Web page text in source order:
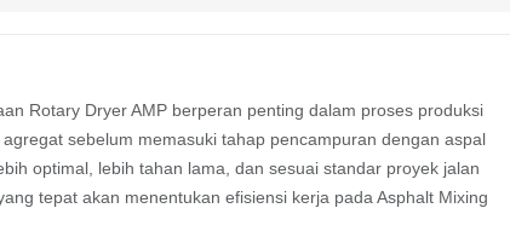
Rotary Dryer AMP berperan penting dalam proses produksi
sebelum memasuki tahap pencampuran dengan aspal
optimal, lebih tahan lama, dan sesuai standar proyek jalan
tepat akan menentukan efisiensi kerja pada Asphalt Mixing